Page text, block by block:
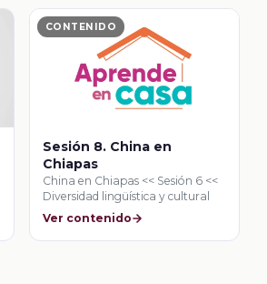
CONTENIDO
Sesión 8. China en
Chiapas
China en Chiapas << Sesión 6 <<
Diversidad lingüística y cultural
Ver contenido